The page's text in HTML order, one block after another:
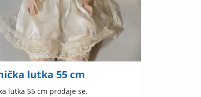
lutka 55 cm
lutka 55 cm prodaje se.